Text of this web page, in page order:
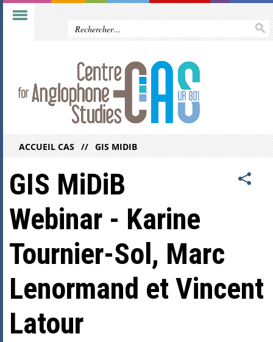
ACCUEIL CAS GIS MIDIB
GIS MiDiB
Webinar - Karine
Tournier-Sol, Marc
Lenormand et Vincent
Latour